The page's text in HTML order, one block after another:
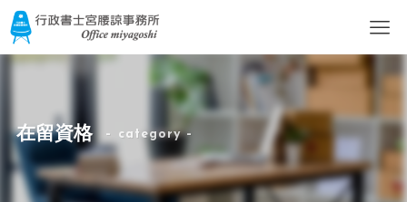
在留資格 – category –